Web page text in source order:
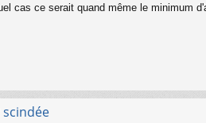
cas ce serait quand même le minimum
scindée